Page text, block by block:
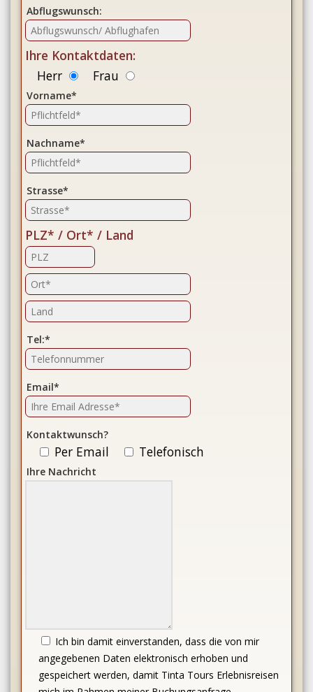
Abflugswunsch:
Ihre Kontaktdaten:
Herr
Frau
Vorname*
Nachname*
Strasse*
PLZ* / Ort* / Land
Tel:*
Email*
Kontaktwunsch?
Per Email Telefonisch
Ihre Nachricht
Ich bin damit einverstanden, dass die von mir
angegebenen Daten elektronisch erhoben und
gespeichert werden, damit Tinta Tours Erlebnisreisen